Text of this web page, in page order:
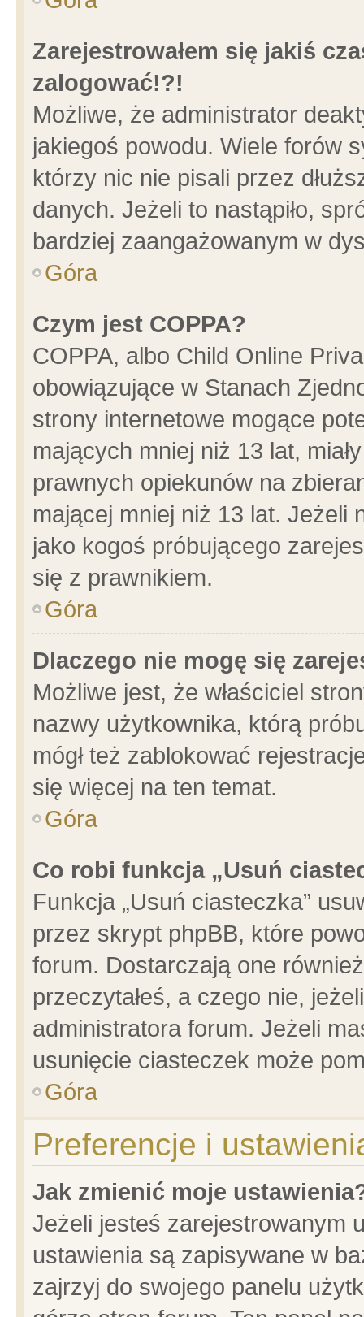
Zarejestrowałem się jakiś
zalogować!?!
Możliwe, że administrator
jakiegoś powodu. Wiele forów
którzy nic nie pisali przez
danych. Jeżeli to nastąpiło,
bardziej zaangażowanym w
Góra
Czym jest COPPA?
COPPA, albo Child Online
obowiązujące w Stanach
strony internetowe mogące
mających mniej niż 13 lat,
prawnych opiekunów na
mającej mniej niż 13 lat. Jeżeli
jako kogoś próbującego
się z prawnikiem.
Góra
Dlaczego nie mogę się
Możliwe jest, że właściciel
nazwy użytkownika, którą
mógł też zablokować
się więcej na ten temat.
Góra
Co robi funkcja „Usuń
Funkcja „Usuń ciasteczka”
przez skrypt phpBB, które
forum. Dostarczają one
przeczytałeś, a czego nie,
administratora forum. Jeżeli
usunięcie ciasteczek może
Góra
Preferencje i
Jak zmienić moje
Jeżeli jesteś zarejestrowanym
ustawienia są zapisywane w
zajrzyj do swojego panelu